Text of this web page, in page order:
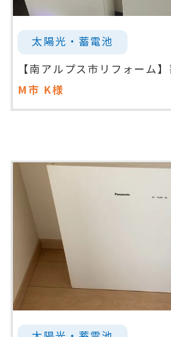
太陽光・蓄電池
【南アルプス市リフォーム
M市 K様